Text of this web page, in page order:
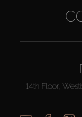
14th Floor,